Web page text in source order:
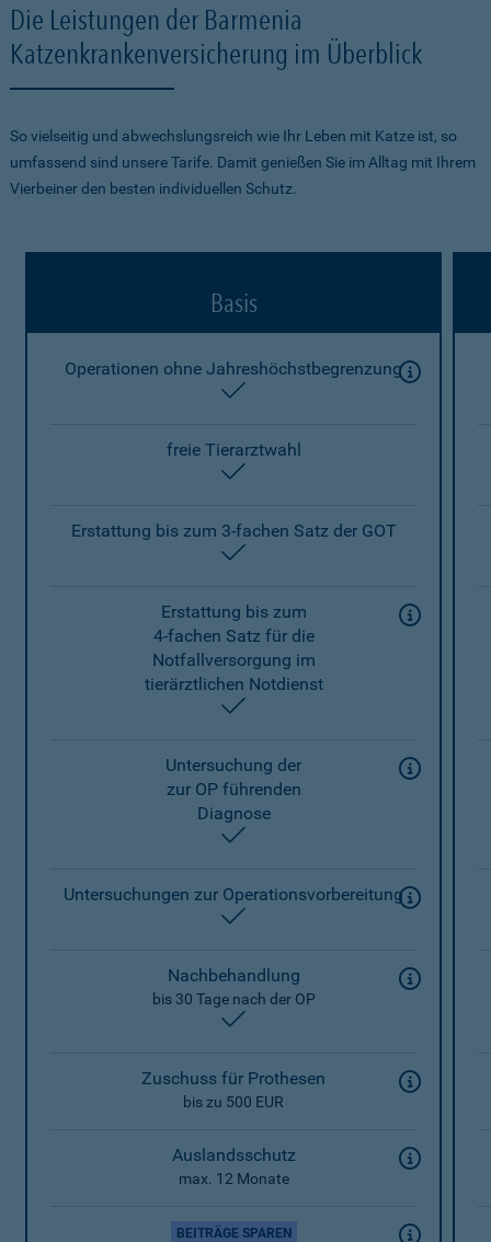
Die Leistungen der Barmenia
Katzenkrankenversicherung im Überblick
So vielseitig und abwechslungsreich wie Ihr Leben mit Katze ist, so
umfassend sind unsere Tarife. Damit genießen Sie im Alltag mit Ihrem
Vierbeiner den besten individuellen Schutz.
Basis
Operationen ohne Jahreshöchstbegrenzung
freie Tierarztwahl
Erstattung bis zum 3-fachen Satz der GOT
Erstattung bis zum
4-fachen Satz für die
Notfallversorgung im
tierärztlichen Notdienst
Untersuchung der
zur OP führenden
Diagnose
Untersuchungen zur Operationsvorbereitung
Nachbehandlung
bis 30 Tage nach der OP
Zuschuss für Prothesen
bis zu 500 EUR
Auslandsschutz
max. 12 Monate
BEITRÄGE SPAREN